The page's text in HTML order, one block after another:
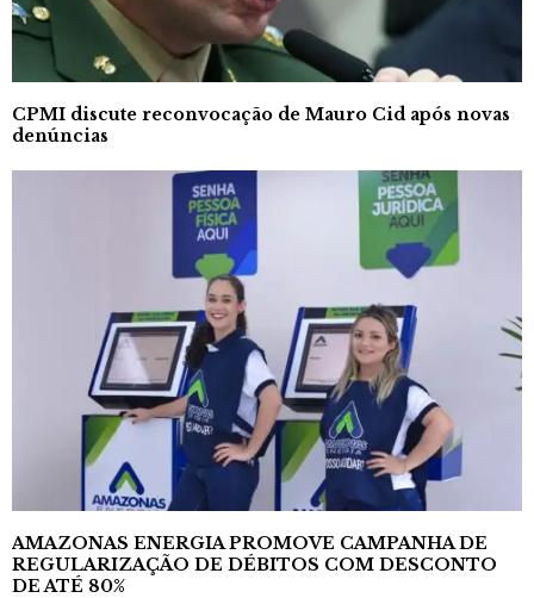
CPMI discute reconvocação de Mauro Cid após novas
denúncias
AMAZONAS ENERGIA PROMOVE CAMPANHA DE
REGULARIZAÇÃO DE DÉBITOS COM DESCONTO
DE ATÉ 80%